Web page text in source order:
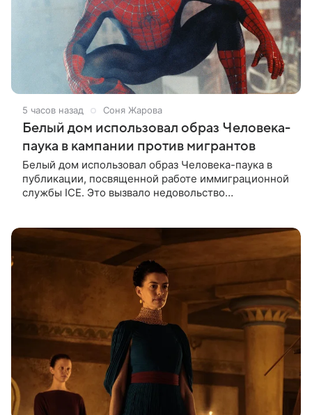
5 часов назад Соня Жарова
Белый дом использовал образ Человека-
паука в кампании против мигрантов
Белый дом использовал образ Человека-паука в
публикации, посвященной работе иммиграционной
службы ICE. Это вызвало недовольство